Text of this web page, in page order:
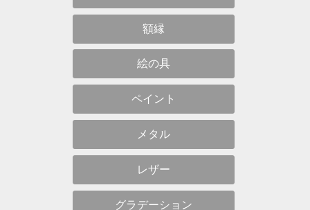
額縁
絵の具
ペイント
メタル
レザー
グラデーション